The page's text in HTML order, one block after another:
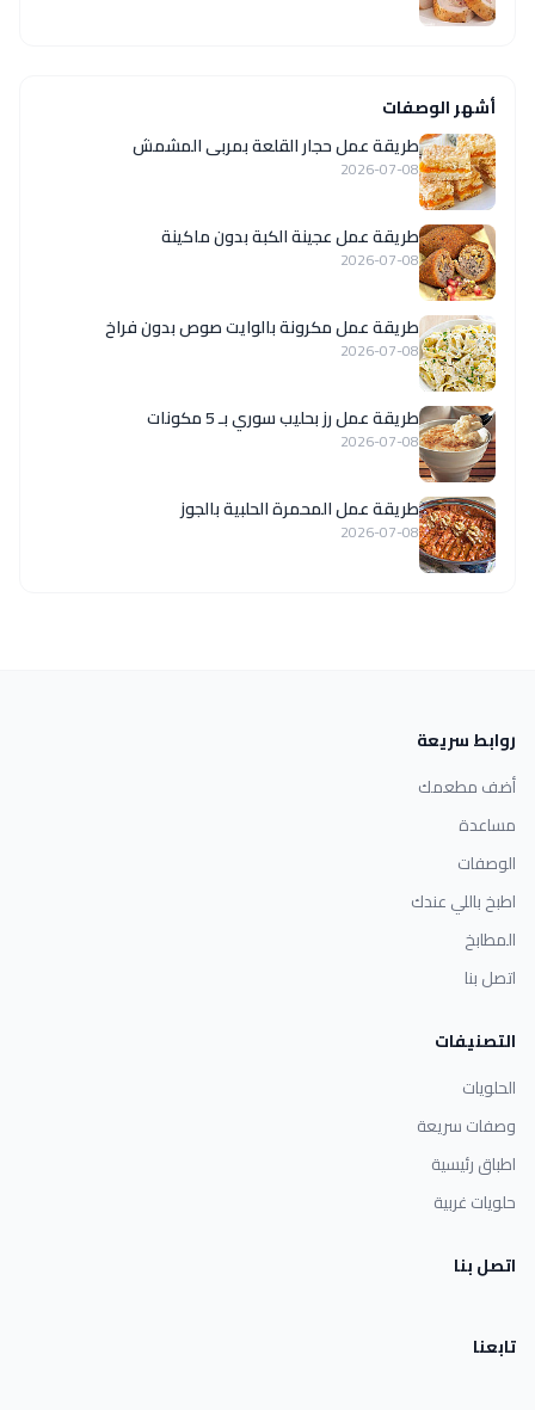
أشهر الوصفات
طريقة عمل حجار القلعة بمربى المشمش
2026-07-08
طريقة عمل عجينة الكبة بدون ماكينة
2026-07-08
طريقة عمل مكرونة بالوايت صوص بدون فراخ
2026-07-08
طريقة عمل رز بحليب سوري بـ 5 مكونات
2026-07-08
طريقة عمل المحمرة الحلبية بالجوز
2026-07-08
روابط سريعة
أضف مطعمك
مساعدة
الوصفات
اطبخ باللي عندك
المطابخ
اتصل بنا
التصنيفات
الحلويات
وصفات سريعة
اطباق رئيسية
حلويات غربية
اتصل بنا
تابعنا